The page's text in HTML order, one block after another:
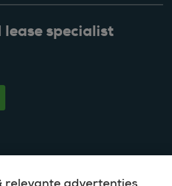
specialist
Service